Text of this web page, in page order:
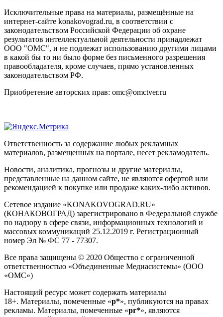
Исключительные права на материалы, размещённые на
интернет-сайте konakovograd.ru, в соответствии с
законодательством Российской Федерации об охране
результатов интеллектуальной деятельности принадлежат
ООО "ОМС", и не подлежат использованию другими лицами
в какой бы то ни было форме без письменного разрешения
правообладателя, кроме случаев, прямо установленных
законодательством РФ.
Приобретение авторских прав: omc@omctver.ru
Ответственность за содержание любых рекламных
материалов, размещенных на портале, несет рекламодатель.
Новости, аналитика, прогнозы и другие материалы,
представленные на данном сайте, не являются офертой или
рекомендацией к покупке или продаже каких-либо активов.
Сетевое издание «KONAKOVOGRAD.RU»
(КОНАКОВОГРАД) зарегистрировано в Федеральной службе
по надзору в сфере связи, информационных технологий и
массовых коммуникаций 25.12.2019 г. Регистрационный
номер Эл № ФС 77 - 77307.
Все права защищены © 2020 Общество с ограниченной
ответственностью «Объединенные Медиасистемы» (ООО
«ОМС»)
Настоящий ресурс может содержать материалы
18+. Материалы, помеченные «р*», публикуются на правах
рекламы. Материалы, помеченные «рr*», являются